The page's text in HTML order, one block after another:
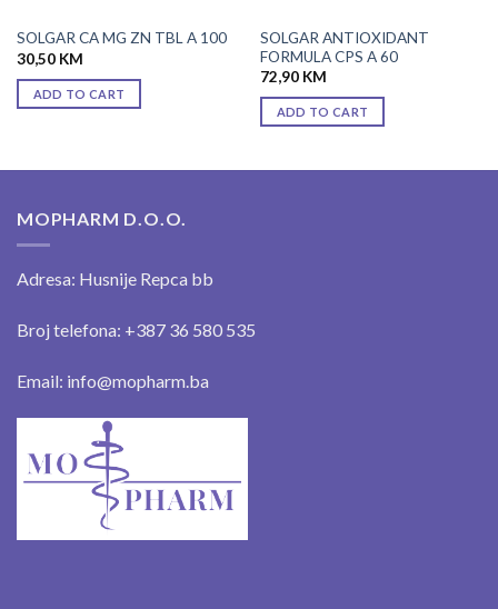
SOLGAR CA MG ZN TBL A 100
30,50 KM
ADD TO CART
SOLGAR ANTIOXIDANT
FORMULA CPS A 60
72,90 KM
ADD TO CART
MOPHARM D.O.O.
Adresa: Husnije Repca bb
Broj telefona: +387 36 580 535
Email: info@mopharm.ba